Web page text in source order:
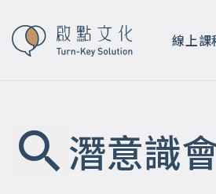
線上課
潛意識